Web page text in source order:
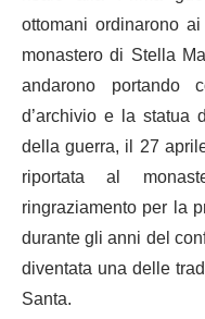
ottomani ordinarono
monastero di Stella
andarono
d’archivio e la statua
della guerra, il 27
riportata al
ringraziamento per la
durante gli anni del
diventata una delle
Santa.